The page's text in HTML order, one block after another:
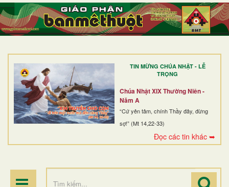
TIN MỪNG CHÚA NHẬT - LỄ
TRỌNG
Chúa Nhật XIX Thường Niên -
Năm A
“Cứ yên tâm, chính Thầy đây, đừng
sợ!” (Mt 14,22-33)
Đọc các tin khác ➥
TRANG NHẤT
GIỚI THIỆU
DÒNG TU
BAN MỤC VỤ
ĐOÀN THỂ CG